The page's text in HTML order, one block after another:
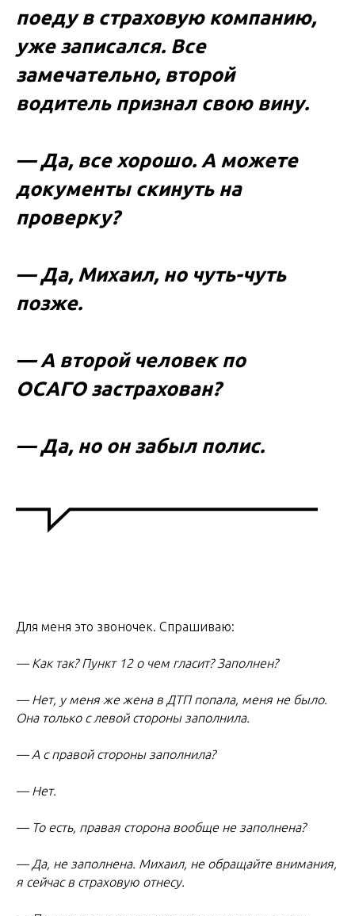
поеду в страховую компанию,
уже записался. Все
замечательно, второй
водитель признал свою вину.
— Да, все хорошо. А можете
документы скинуть на
проверку?
— Да, Михаил, но чуть-чуть
позже.
— А второй человек по
ОСАГО застрахован?
— Да, но он забыл полис.
Для меня это звоночек. Спрашиваю:
— Как так? Пункт 12 о чем гласит? Заполнен?
— Нет, у меня же жена в ДТП попала, меня не было.
Она только с левой стороны заполнила.
— А с правой стороны заполнила?
— Нет.
— То есть, правая сторона вообще не заполнена?
— Да, не заполнена. Михаил, не обращайте внимания,
я сейчас в страховую отнесу.